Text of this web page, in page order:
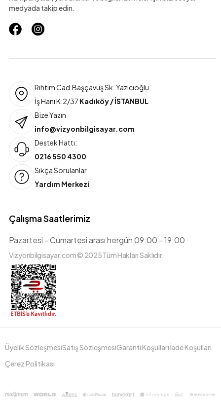
medyada takip edin.
Rıhtım Cad.Başçavuş Sk. Yazıcıoğlu
İş Hanı K:2/37 Kadıköy / İSTANBUL
Bize Yazın
info@vizyonbilgisayar.com
Destek Hattı:
0216 550 4300
Sıkça Sorulanlar
Yardım Merkezi
Çalışma Saatlerimiz
Pazartesi - Cumartesi arası hergün 09:00 - 19:00
Vizyonbilgisayar.com © 2025 Tüm Hakları Saklıdır.
Üyelik SözleşmesiSatış SözleşmesiGaranti Koşullarıİade Koşulları
Çerez Politikası